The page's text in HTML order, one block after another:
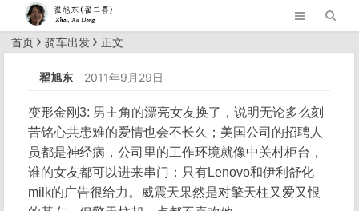
首页 骑车出发 正文
翟旭东 2011年9月29日
变形金刚3: 男主角的漂亮女友换了，说明无论多么刻
苦铭心共患难的爱情也会不长久；美国公司的招聘人
员都是神经病，公司里的工作环境就像中关村柜台，
谁的女友都可以进来串门；只有Lenovo和伊利舒化
milk的广告很给力。威震天果然是对擎天柱又爱又恨